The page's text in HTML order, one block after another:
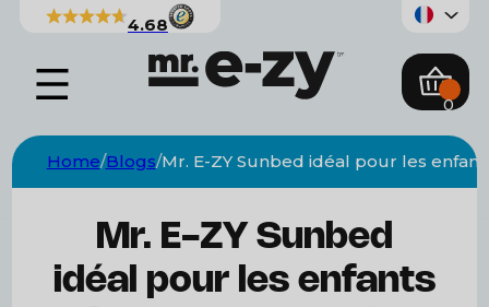
4.68
0
Home Blogs Mr. E-ZY Sunbed idéal pour les
Mr. E-ZY Sunbed
idéal pour les enfants